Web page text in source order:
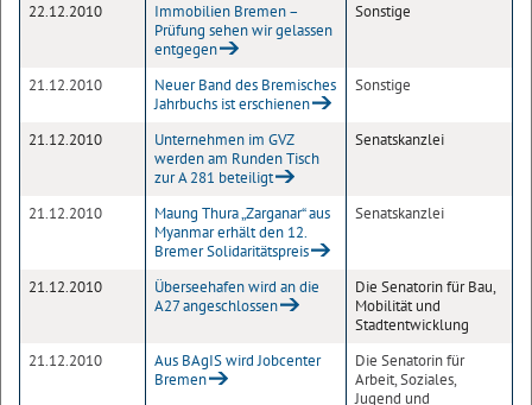
22.12.2010
Immobilien Bremen –
Prüfung sehen wir gelassen
entgegen
Sonstige
21.12.2010
Neuer Band des Bremisches
Jahrbuchs ist erschienen
Sonstige
21.12.2010
Unternehmen im GVZ
werden am Runden Tisch
zur A 281 beteiligt
Senatskanzlei
21.12.2010
Maung Thura „Zarganar“ aus
Myanmar erhält den 12.
Bremer Solidaritätspreis
Senatskanzlei
21.12.2010
Überseehafen wird an die
A27 angeschlossen
Die Senatorin für Bau,
Mobilität und
Stadtentwicklung
21.12.2010
Aus BAgIS wird Jobcenter
Bremen
Die Senatorin für
Arbeit, Soziales,
Jugend und